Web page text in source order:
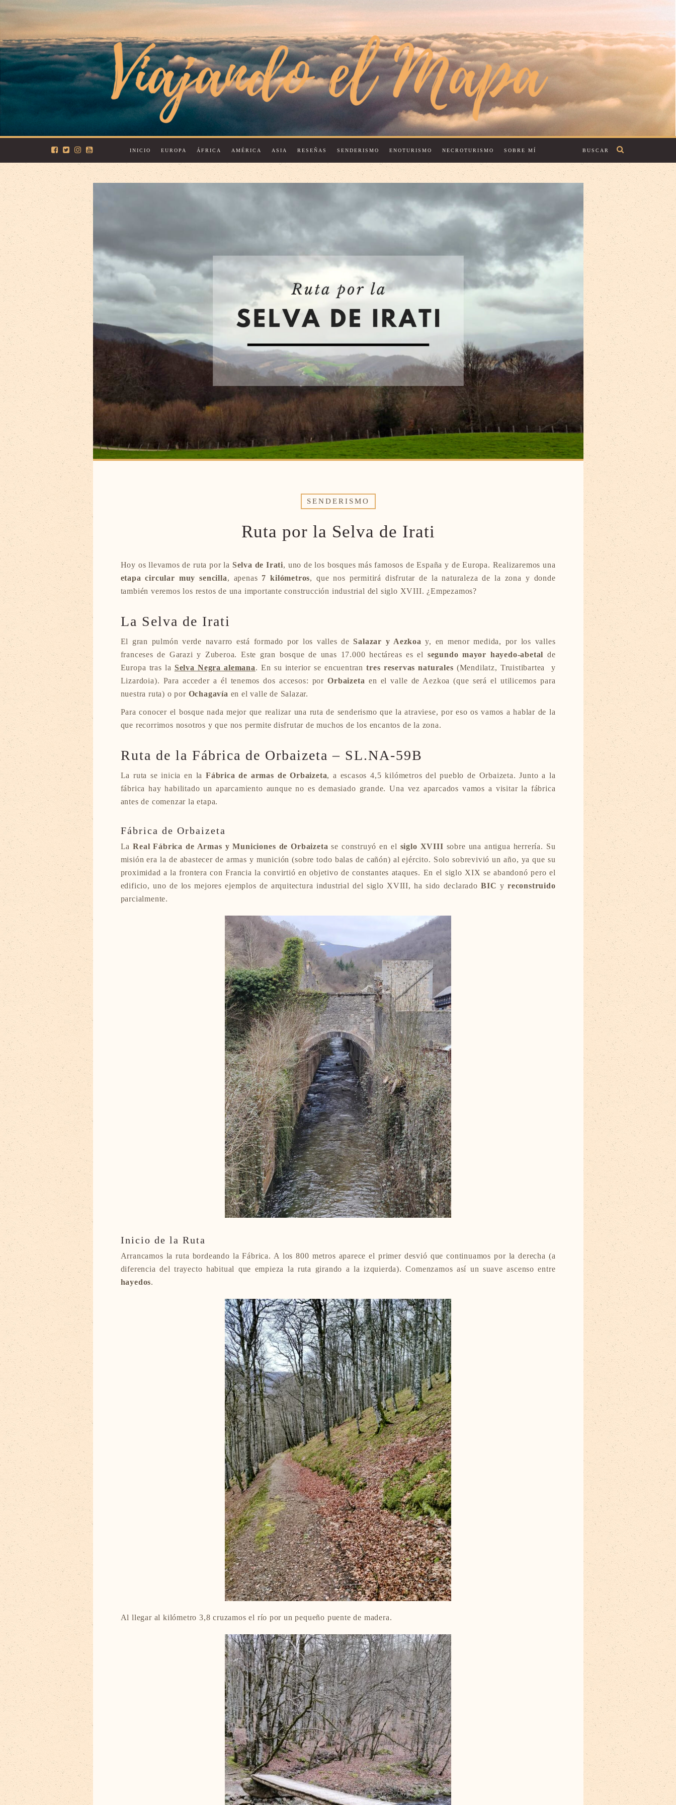
BUSCAR
INICIO EUROPA ÁFRICA AMÉRICA ASIA RESEÑAS SENDERISMO ENOTURISMO NECROTURISMO SOBRE MÍ
SENDERISMO
Ruta por la Selva de Irati
Hoy os llevamos de ruta por la Selva de Irati, uno de los bosques más famosos de España y de Europa. Realizaremos una
etapa circular muy sencilla, apenas 7 kilómetros, que nos permitirá disfrutar de la naturaleza de la zona y donde
también veremos los restos de una importante construcción industrial del siglo XVIII. ¿Empezamos?
La Selva de Irati
El gran pulmón verde navarro está formado por los valles deSalazar y Aezkoa y, en menor medida, por los valles
franceses de Garazi y Zuberoa. Este gran bosque de unas 17.000 hectáreas es el segundo mayor hayedo-abetal de
Europa tras la Selva Negra alemana. En su interior se encuentran tres reservas naturales (Mendilatz, Truistibartea y
Lizardoia). Para acceder a él tenemos dos accesos: porOrbaizeta en el valle de Aezkoa (que será el utilicemos para
nuestra ruta) o por Ochagavía en el valle de Salazar.
Para conocer el bosque nada mejor que realizar una ruta de senderismo que la atraviese, por eso os vamos a hablar de la
que recorrimos nosotros y que nos permite disfrutar de muchos de los encantos de la zona.
Ruta de la Fábrica de Orbaizeta – SL.NA-59B
La ruta se inicia en la Fábrica de armas de Orbaizeta, a escasos 4,5 kilómetros del pueblo de Orbaizeta. Junto a la
fábrica hay habilitado un aparcamiento aunque no es demasiado grande. Una vez aparcados vamos a visitar la fábrica
antes de comenzar la etapa.
Fábrica de Orbaizeta
LaReal Fábrica de Armas y Municiones de Orbaizeta se construyó en el siglo XVIII sobre una antigua herrería. Su
misión era la de abastecer de armas y munición (sobre todo balas de cañón) al ejército. Solo sobrevivió un año, ya que su
proximidad a la frontera con Francia la convirtió en objetivo de constantes ataques. En el siglo XIX se abandonó pero el
edificio, uno de los mejores ejemplos de arquitectura industrial del siglo XVIII, ha sido declaradoBIC y reconstruido
parcialmente.
Inicio de la Ruta
Arrancamos la ruta bordeando la Fábrica. A los 800 metros aparece el primer desvió que continuamos por la derecha (a
diferencia del trayecto habitual que empieza la ruta girando a la izquierda). Comenzamos así un suave ascenso entre
hayedos.
Al llegar al kilómetro 3,8 cruzamos el río por un pequeño puente de madera.